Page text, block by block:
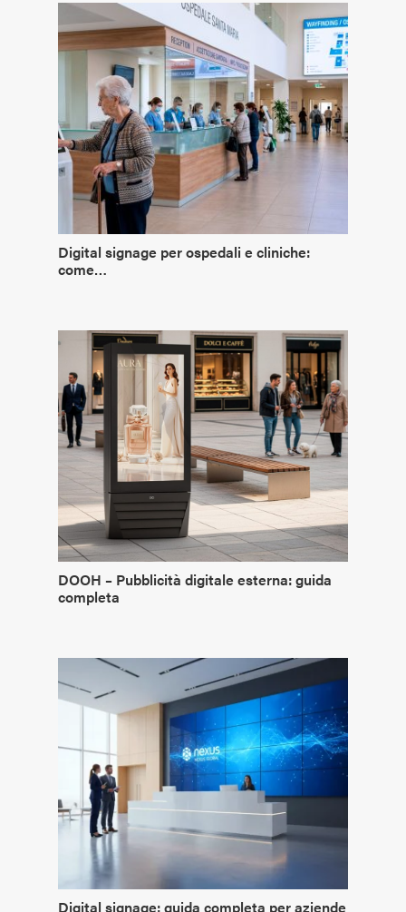
Digital signage per ospedali e cliniche:
come…
DOOH – Pubblicità digitale esterna: guida
completa
Digital signage: guida completa per aziende